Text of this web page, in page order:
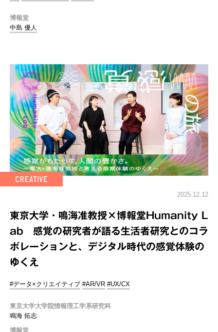
博報堂
中島 優人
2025.12.12
東京大学・鳴海准教授×博報堂Humanity L
ab 感覚の研究者が語る生活者研究とのコラ
ボレーションと、デジタル時代の感覚体験の
ゆくえ
#データ×クリエイティブ #AR/VR #UX/CX
東京大学大学院情報理工学系研究科
鳴海 拓志
博報堂